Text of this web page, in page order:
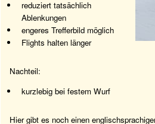
reduziert tatsächlich
Ablenkungen
engeres Trefferbild möglich
Flights halten länger
Nachteil:
kurzlebig bei festem Wurf
Hier gibt es noch einen